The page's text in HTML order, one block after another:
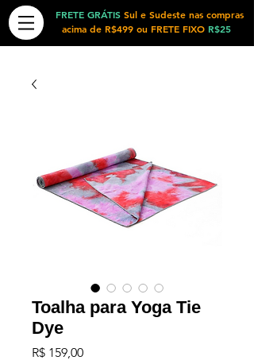
FRETE GRÁTISSul e Sudeste nas compras
acima de R$499 ou FRETE FIXO R$25
Toalha para Yoga Tie
Dye
R$ 159,00Preço